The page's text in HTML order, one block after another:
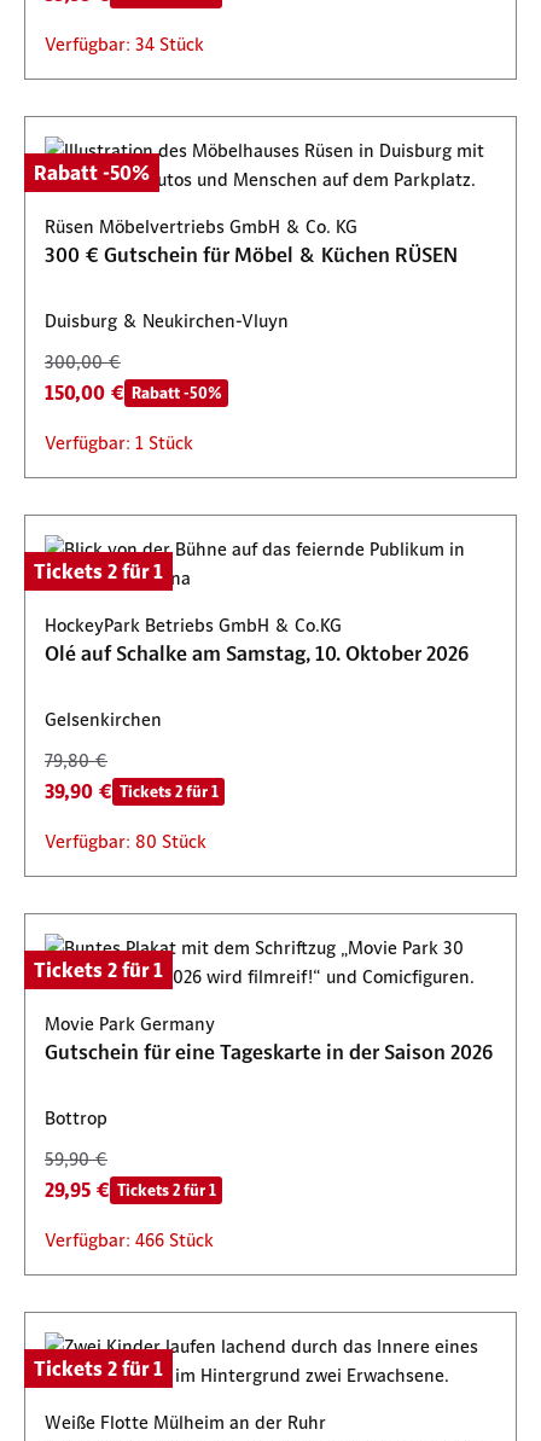
Verfügbar: 34 Stück
Rabatt -50%
Rüsen Möbelvertriebs GmbH & Co. KG
300 € Gutschein für Möbel & Küchen RÜSEN
Duisburg & Neukirchen-Vluyn
300,00 €
150,00 € Rabatt -50%
Verfügbar: 1 Stück
Tickets 2 für 1
HockeyPark Betriebs GmbH & Co.KG
Olé auf Schalke am Samstag, 10. Oktober 2026
Gelsenkirchen
79,80 €
39,90 € Tickets 2 für 1
Verfügbar: 80 Stück
Tickets 2 für 1
Movie Park Germany
Gutschein für eine Tageskarte in der Saison 2026
Bottrop
59,90 €
29,95 € Tickets 2 für 1
Verfügbar: 466 Stück
Tickets 2 für 1
Weiße Flotte Mülheim an der Ruhr